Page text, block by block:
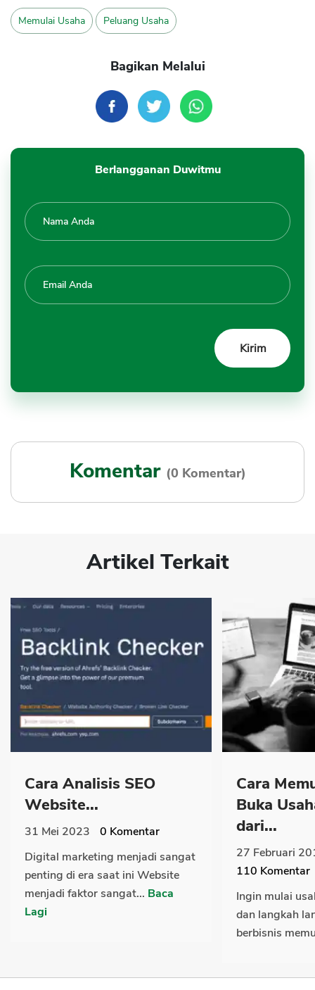
Memulai Usaha Peluang Usaha
Bagikan Melalui
Berlangganan Duwitmu
Komentar (0 Komentar)
Artikel Terkait
Cara Analisis SEO
Website...
31 Mei 2023 0 Komentar
Digital marketing menjadi sangat
penting di era saat ini Website
menjadi faktor sangat... Baca
Lagi
Cara
Buka
dari...
27 Februari
110 Komentar
Ingin mulai
dan langkah
berbisnis